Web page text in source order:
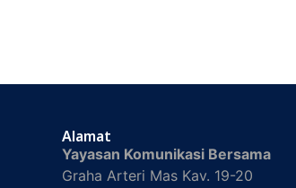
Alamat
Yayasan Komunikasi Bersama
Graha Arteri Mas Kav. 19-20